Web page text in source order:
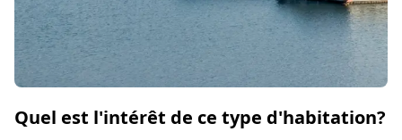
Quel est l'intérêt de ce type d'habitation?